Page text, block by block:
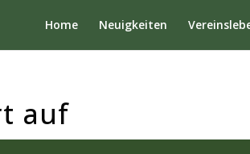
Home Neuigkeiten
auf